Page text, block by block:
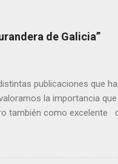
de Galicia”
publicaciones que
la importancia
también como excelente
ocasión retomamos el
por estudiar y dar a